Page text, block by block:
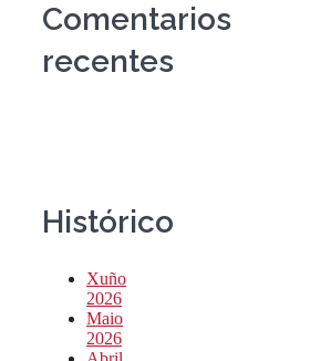
Comentarios
recentes
Histórico
Xuño
2026
Maio
2026